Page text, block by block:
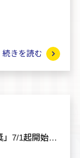
続きを読む
」7/1起開始收